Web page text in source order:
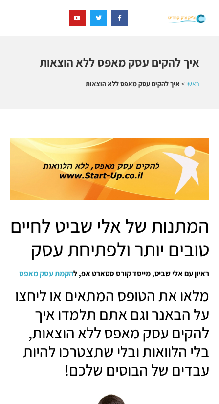
איך להקים עסק מאפס ללא הוצאות
ראשי > איך להקים עסק מאפס ללא הוצאות
המתנות של אלי שביט לחיים
טובים יותר ולפתיחת עסק
ראיון עם אלי שביט, מייסד קורס סטארט אפ, להקמת עסק מאפס
מלאו את הטופס המתאים או ליחצו
על הבאנר וגם אתם תלמדו איך
להקים עסק מאפס ללא הוצאות,
בלי הלוואות ובלי שתצטרכו להיות
עבדים של הבוסים שלכם!